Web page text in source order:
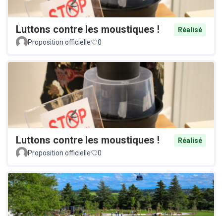
Luttons contre les moustiques !
Réalisé
Proposition officielle
0
Luttons contre les moustiques !
Réalisé
Proposition officielle
0